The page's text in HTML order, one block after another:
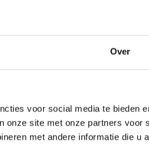
Over
voor social media te bieden
onze site met onze partners voor
met andere informatie die u